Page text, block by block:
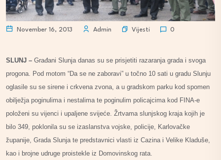
November 16, 2013 Admin Vijesti 0
SLUNJ – Građani Slunja danas su se prisjetiti razaranja grada i svoga
progona. Pod motom “Da se ne zaboravi” u točno 10 sati u gradu Slunju
oglasile su se sirene i crkvena zvona, a u gradskom parku kod spomen
obilježja poginulima i nestalima te poginulim policajcima kod FINA-e
položeni su vijenci i upaljene svijeće. Žrtvama slunjskog kraja kojih je
bilo 349, poklonila su se izaslanstva vojske, policije, Karlovačke
županije, Grada Slunja te predstavnici vlasti iz Cazina i Velike Kladuše,
kao i brojne udruge proistekle iz Domovinskog rata.